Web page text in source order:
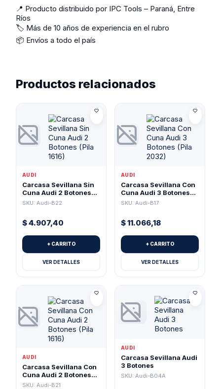
📍 Producto distribuido por IPC Tools – Paraná, Entre
Ríos
🏷️ Más de 10 años de experiencia en el rubro
📦 Envíos a todo el país
Productos relacionados
AUDI
Carcasa Sevillana Sin
Cuna Audi 2 Botones
(Pila 1616)
SKU: Audi-B22
$4.907,40
+ CARRITO
VER DETALLES
AUDI
Carcasa Sevillana Con
Cuna Audi 3 Botones
(Pila 2032)
SKU: Audi-B17
$11.066,18
+ CARRITO
VER DETALLES
AUDI
Carcasa Sevillana Con
Cuna Audi 2 Botones
(Pila 1616)
SKU: Audi-B21
AUDI
Carcasa Sevillana Audi
3 Botones
SKU: Audi-B04A